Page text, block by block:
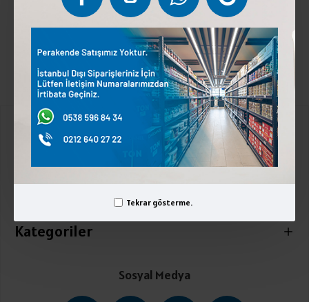
Tekrar gösterme.
proteini içerir.
Kurumsal
Üyelik İşlemleri
Kategoriler
Sosyal Medya